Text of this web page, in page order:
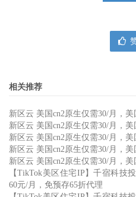
相关推荐
新区云 美国cn2原生仅需30/月，美
新区云 美国cn2原生仅需30/月，美
新区云 美国cn2原生仅需30/月，美
新区云 美国cn2原生仅需30/月，美
新区云 美国cn2原生仅需30/月，美
【TikTok美区住宅IP】千宿科技
60元/月，免预存65折代理